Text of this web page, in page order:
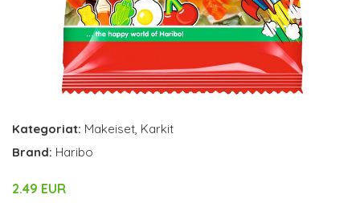
Kategoriat: Makeiset, Karkit
Brand: Haribo
2.49 EUR